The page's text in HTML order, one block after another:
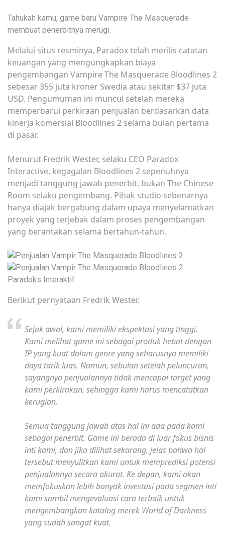
Tahukah kamu, game baru Vampire The Masquerade
membuat penerbitnya merugi.
Melalui situs resminya, Paradox telah merilis catatan
keuangan yang mengungkapkan biaya
pengembangan Vampire The Masquerade Bloodlines 2
sebesar 355 juta kroner Swedia atau sekitar $37 juta
USD. Pengumuman ini muncul setelah mereka
memperbarui perkiraan penjualan berdasarkan data
kinerja komersial Bloodlines 2 selama bulan pertama
di pasar.
Menurut Fredrik Wester, selaku CEO Paradox
Interactive, kegagalan Bloodlines 2 sepenuhnya
menjadi tanggung jawab penerbit, bukan The Chinese
Room selaku pengembang. Pihak studio sebenarnya
hanya diajak bergabung dalam upaya menyelamatkan
proyek yang terjebak dalam proses pengembangan
yang berantakan selama bertahun-tahun.
Paradoks Interaktif
Berikut pernyataan Fredrik Wester.
Sejak awal, kami memiliki ekspektasi yang tinggi.
Kami melihat game ini sebagai produk hebat dengan
IP yang kuat dalam genre yang seharusnya memiliki
daya tarik luas. Namun, sebulan setelah peluncuran,
sayangnya penjualannya tidak mencapai target yang
kami perkirakan, sehingga kami harus mencatatkan
kerugian.
Semua tanggung jawab atas hal ini ada pada kami
sebagai penerbit. Game ini berada di luar fokus bisnis
inti kami, dan jika dilihat sekarang, jelas bahwa hal
tersebut menyulitkan kami untuk memprediksi potensi
penjualannya secara akurat. Ke depan, kami akan
memfokuskan lebih banyak investasi pada segmen inti
kami sambil mengevaluasi cara terbaik untuk
mengembangkan katalog merek World of Darkness
yang sudah sangat kuat.